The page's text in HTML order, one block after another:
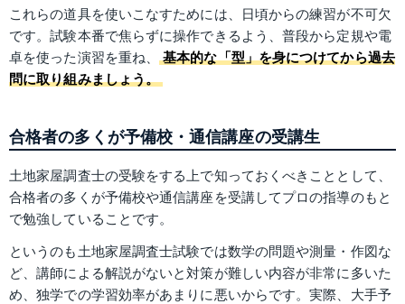
これらの道具を使いこなすためには、日頃からの練習が不可欠
です。試験本番で焦らずに操作できるよう、普段から定規や電
卓を使った演習を重ね、 基本的な「型」を身につけてから過去
問に取り組みましょう。
合格者の多くが予備校・通信講座の受講生
土地家屋調査士の受験をする上で知っておくべきこととして、
合格者の多くが予備校や通信講座を受講してプロの指導のもと
で勉強していることです。
というのも土地家屋調査士試験では数学の問題や測量・作図な
ど、講師による解説がないと対策が難しい内容が非常に多いた
め、独学での学習効率があまりに悪いからです。実際、大手予